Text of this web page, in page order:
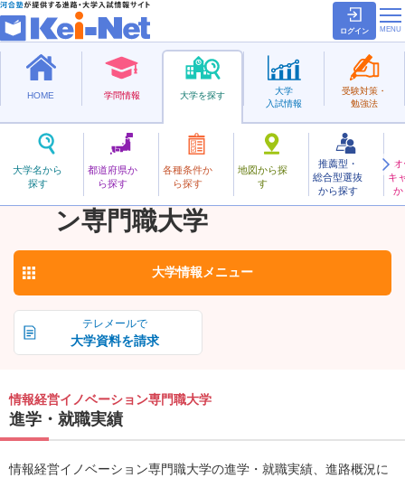
ログイン
HOME 学問情報 大学を探す
大学名から
探す
都道府県か
ら探す
各種条件か
ら探す
地図から探
す
推薦型・
総合型選抜
から探す
キ
か
大学
入試情報
受験対策・
勉強法
私立
じょうほうけいえいいのべーしょんせんもんしょく
情報経営イノベーショ
ン専門職大学
お気に入り
テレメールで
大学資料を請求
大学情報 メニュー
情報経営イノベーション専門職大学
進学・就職実績
情報経営イノベーション専門職大学の進学・就職実績、進路概況に